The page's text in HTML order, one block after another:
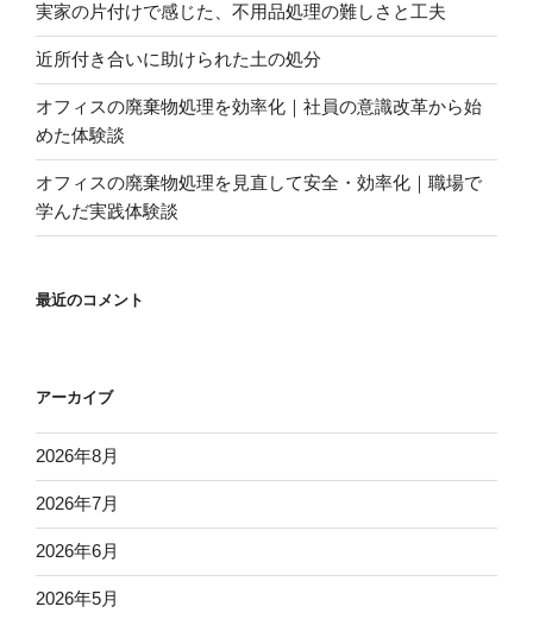
実家の片付けで感じた、不用品処理の難しさと工夫
近所付き合いに助けられた土の処分
オフィスの廃棄物処理を効率化｜社員の意識改革から始
めた体験談
オフィスの廃棄物処理を見直して安全・効率化｜職場で
学んだ実践体験談
最近のコメント
アーカイブ
2026年8月
2026年7月
2026年6月
2026年5月